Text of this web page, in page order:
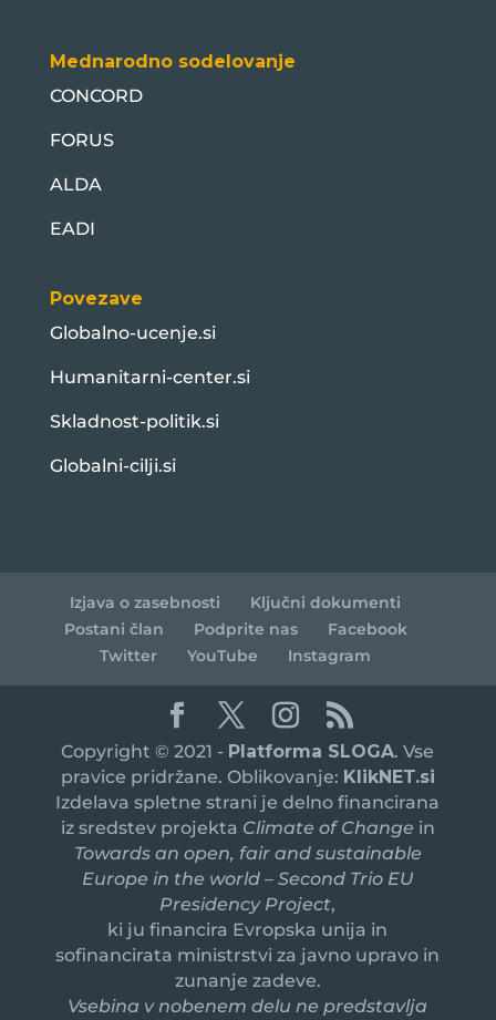
Mednarodno sodelovanje
CONCORD
FORUS
ALDA
EADI
Povezave
Globalno-ucenje.si
Humanitarni-center.si
Skladnost-politik.si
Globalni-cilji.si
Izjava o zasebnosti
Ključni dokumenti
Postani član
Podprite nas
Facebook
Twitter
YouTube Instagram
Copyright © 2021 - Platforma SLOGA. Vse
pravice pridržane. Oblikovanje: KlikNET.si
Izdelava spletne strani je delno financirana
iz sredstev projekta Climate of Change in
Towards an open, fair and sustainable
Europe in the world – Second Trio EU
Presidency Project,
ki ju financira Evropska unija in
sofinancirata ministrstvi za javno upravo in
zunanje zadeve.
Vsebina v nobenem delu ne predstavlja